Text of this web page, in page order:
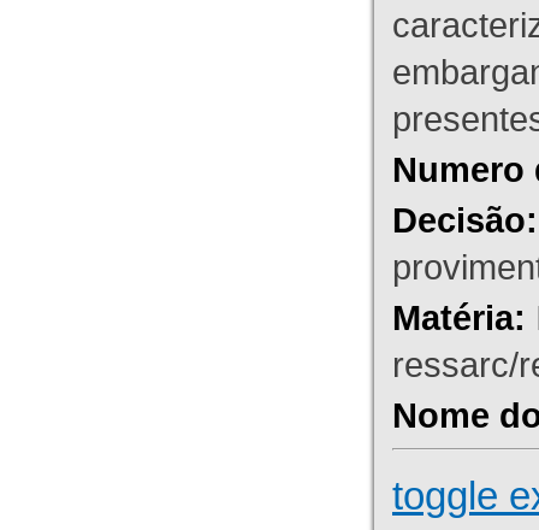
Numero
Decisão:
Matéria:
ressarc/
Nome
toggle